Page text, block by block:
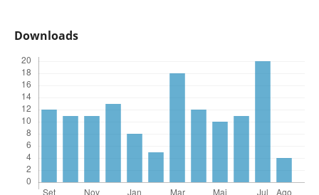
Downloads